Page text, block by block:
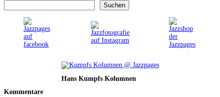
Suchen
Hans Kumpfs Kolumnen
Kommentare